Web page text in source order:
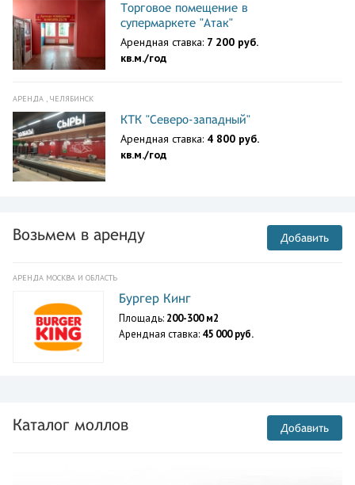
Торговое помещение в
супермаркете "Атак"
Арендная ставка: 7 200 руб.
кв.м./год
АРЕНДА , ЧЕЛЯБИНСК
КТК "Северо-западный"
Арендная ставка: 4 800 руб.
кв.м./год
Возьмем в аренду Добавить
АРЕНДА МОСКВА И ОБЛАСТЬ
Бургер Кинг
Площадь: 200-300 м2
Арендная ставка: 45 000 руб.
Каталог моллов Добавить